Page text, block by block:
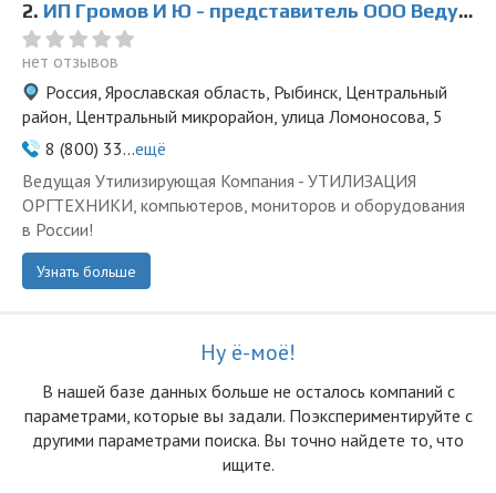
2. ИП Громов И Ю - представитель ООО Ведущая Утилизирующая Компания
нет отзывов
Россия, Ярославская область, Рыбинск, Центральный
район, Центральный микрорайон, улица Ломоносова, 5
8 (800) 33...ещё
Ведущая Утилизирующая Компания - УТИЛИЗАЦИЯ
ОРГТЕХНИКИ, компьютеров, мониторов и оборудования
в России!
Узнать больше
Ну ё-моё!
В нашей базе данных больше не осталоcь компаний с
параметрами, которые вы задали. Поэкспериментируйте с
другими параметрами поиска. Вы точно найдете то, что
ищите.